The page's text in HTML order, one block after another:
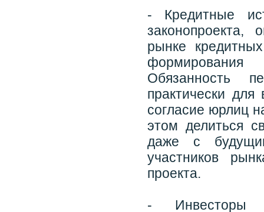
- Кредитные
законопроекта,
рынке
Обязанность
практически
согласие юрлиц
этом делиться
даже с
участников
проекта.
- Инвесторы